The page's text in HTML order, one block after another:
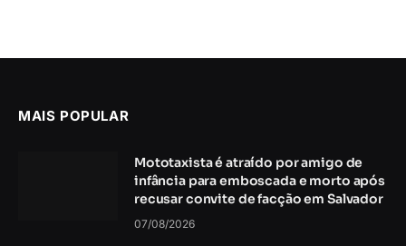
MAIS POPULAR
Mototaxista é atraído por amigo de
infância para emboscada e morto após
recusar convite de facção em Salvador
07/08/2026